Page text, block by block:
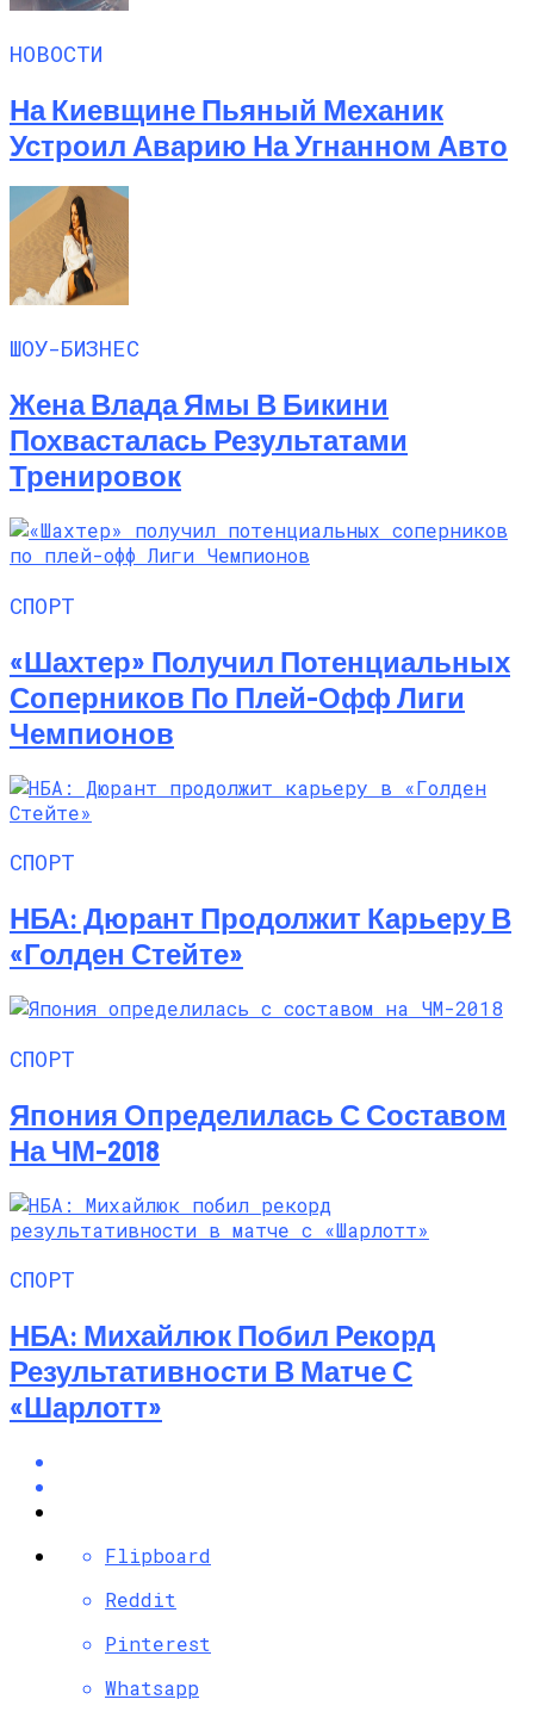
НОВОСТИ
На Киевщине Пьяный Механик
Устроил Аварию На Угнанном Авто
ШОУ-БИЗНЕС
Жена Влада Ямы В Бикини
Похвасталась Результатами
Тренировок
СПОРТ
«Шахтер» Получил Потенциальных
Соперников По Плей-Офф Лиги
Чемпионов
СПОРТ
НБА: Дюрант Продолжит Карьеру В
«Голден Стейте»
СПОРТ
Япония Определилась С Составом
На ЧМ-2018
СПОРТ
НБА: Михайлюк Побил Рекорд
Результативности В Матче С
«Шарлотт»
Flipboard
Reddit
Pinterest
Whatsapp